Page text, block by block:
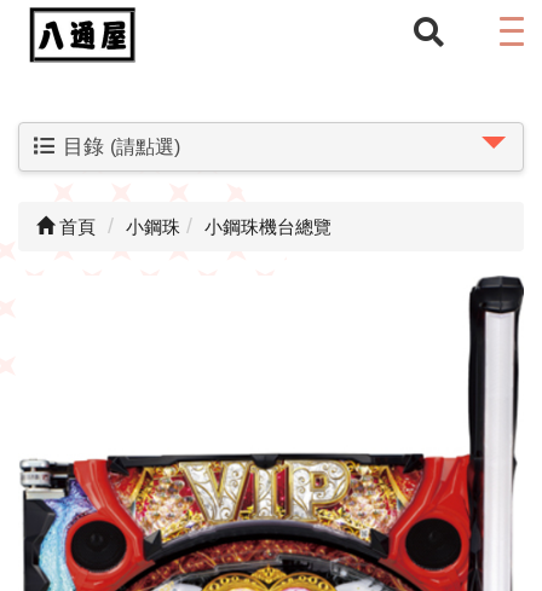
目錄 (請點選)
首頁 小鋼珠 小鋼珠機台總覽